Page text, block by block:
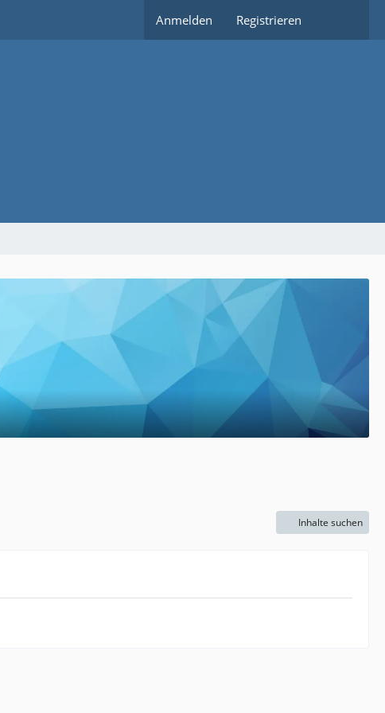
Anmelden Registrieren
Inhalte suchen